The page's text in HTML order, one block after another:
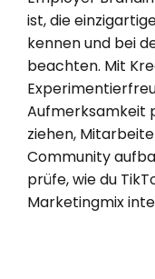
ist, die
kennen und bei
beachten. Mit
Aufmerksamkeit
ziehen,
Community
prüfe, wie du
Marketingmix